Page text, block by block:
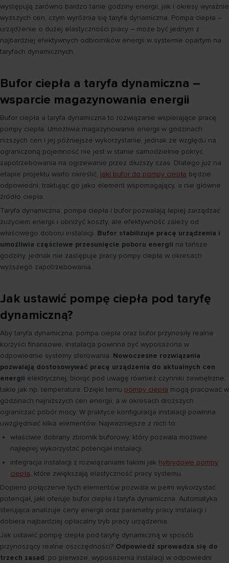
występują zarówno bardzo tanie godziny energii, jak i okresy wyraźnie
wyższych cen, czym wyróżnia się taryfa dynamiczna. Pompa ciepła –
urządzenie o dużej elastyczności pracy – może być jednym z
najbardziej efektywnych odbiorników energii w systemie opartym na
taryfach dynamicznych.
Bufor ciepła a taryfa dynamiczna –
wsparcie magazynowania energii
Bufor ciepła a taryfa dynamiczna to rozwiązanie wspierające pracę
pompy ciepła. Umożliwia magazynowanie energii w godzinach
niższych cen i jej późniejsze wykorzystanie, jednak ze względu na
ograniczoną pojemność nie jest w stanie samodzielnie pokryć
zapotrzebowania na ogrzewanie przez dłuższy czas. Dlatego już na
etapie projektu warto określić, jaki bufor do pompy ciepła będzie
odpowiedni, traktując go jako element wspomagający, a nie główne
źródło ciepła.
Taryfa dynamiczna, pompa ciepła i bufor pozwalają lepiej zarządzać
zużyciem energii i obniżyć koszty, ale efektywność zależy od
właściwego doboru instalacji. Bufor stabilizuje pracę urządzenia i
umożliwia częściowe przesunięcie poboru energii na tańsze
godziny, jednak nie zastępuje pracy pompy ciepła w okresach
wyższego zapotrzebowania.
Jak ustawić pompę ciepła pod taryfę
dynamiczną?
Aby taryfa dynamiczna, pompa ciepła oraz bufor przynosiły realne
korzyści finansowe, instalacja powinna być wyposażona w
odpowiednie systemy sterowania. Nowoczesne rozwiązania
pozwalają dostosowywać pracę urządzenia do aktualnych cen
energii elektrycznej, biorąc pod uwagę również czynniki zewnętrzne,
takie jak np. temperatura. Dzięki temu pompy ciepła mogą pracować w
godzinach najniższych cen energii, a w okresach droższych
ograniczać pobór mocy. W praktyce konfiguracja instalacji powinna
uwzględniać kilka elementów. Najważniejsze z nich to:
właściwie dobrany zbiornik buforowy, który pozwala możliwie
najlepiej wykorzystać potencjał instalacji,
integracja instalacji z rozwiązaniami takimi jak hybrydowe pompy
ciepła, które zwiększają elastyczność pracy systemu.
Dopiero połączenie tych elementów pozwala w pełni wykorzystać
potencjał, jaki oferuje bufor ciepła i taryfa dynamiczna. Automatyka
sterująca analizuje ceny energii oraz parametry pracy instalacji i
dobiera najbardziej opłacalny tryb pracy urządzenia.
Jak ustawić pompę ciepła pod taryfę dynamiczną w sposób
przynoszący realne oszczędności? Odpowiedź sprowadza się do
trzech zasad: po pierwsze, wyposażenia instalacji w odpowiedni